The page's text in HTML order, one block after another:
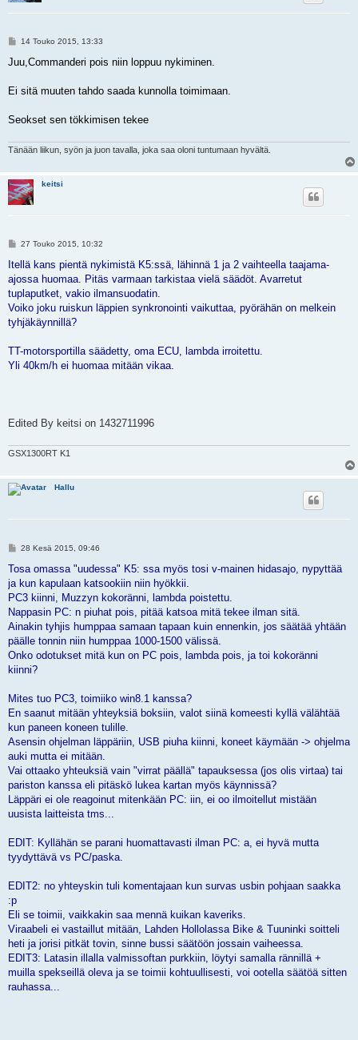
V
e
14 Touko 2015, 13:33
Juu,Commanderi pois niin loppuu nykiminen.
Ei sitä muuten tahdo saada kunnolla toimimaan.
Seokset sen tökkimisen tekee
Tänään liikun, syön ja juon tavalla, joka saa oloni tuntumaan hyvältä.
keitsi
V
e
t
i
27 Touko 2015, 10:32
Itellä kans pientä nykimistä K5:ssä, lähinnä 1 ja 2 vaihteella taajama-
ajossa huomaa. Pitäs varmaan tarkistaa vielä säädöt. Avarretut
tuplaputket, vakio ilmansuodatin.
Voiko joku ruiskun läppien synkronointi vaikuttaa, pyörähän on melkein
tyhjäkäynnillä?
TT-motorsportilla säädetty, oma ECU, lambda irroitettu.
Yli 40km/h ei huomaa mitään vikaa.
Edited By keitsi on 1432711996
GSX1300RT K1
Hallu
V
e
t
i
28 Kesä 2015, 09:46
Tosa omassa "uudessa" K5: ssa myös tosi v-mainen hidasajo, nypyttää
ja kun kapulaan katsookiin niin hyökkii.
PC3 kiinni, Muzzyn kokoränni, lambda poistettu.
Nappasin PC: n piuhat pois, pitää katsoa mitä tekee ilman sitä.
Ainakin tyhjis humppaa samaan tapaan kuin ennenkin, jos säätää yhtään
päälle tonnin niin humppaa 1000-1500 välissä.
Onko odotukset mitä kun on PC pois, lambda pois, ja toi kokoränni
kiinni?
Mites tuo PC3, toimiiko win8.1 kanssa?
En saanut mitään yhteyksiä boksiin, valot siinä komeesti kyllä välähtää
kun paneen koneen tulille.
Asensin ohjelman läppäriin, USB piuha kiinni, koneet käymään -> ohjelma
auki mutta ei mitään.
Vai ottaako yhteuksiä vain "virrat päällä" tapauksessa (jos olis virtaa) tai
pariston kanssa eli pitäskö lukea kartan myös käynnissä?
Läppäri ei ole reagoinut mitenkään PC: iin, ei oo ilmoitellut mistään
uusista laitteista tms...
EDIT: Kyllähän se parani huomattavasti ilman PC: a, ei hyvä mutta
tyydyttävä vs PC/paska.
EDIT2: no yhteyskin tuli komentajaan kun survas usbin pohjaan saakka
:p
Eli se toimii, vaikkakin saa mennä kuikan kaveriks.
Viraabeli ei vastaillut mitään, Lahden Hollolassa Bike & Tuuninki soitteli
heti ja jorisi pitkät tovin, sinne bussi säätöön jossain vaiheessa.
EDIT3: Latasin illalla valmissoftan purkkiin, löytyi samalla rännillä +
muilla spekseillä oleva ja se toimii kohtuullisesti, voi ootella säätöä sitten
rauhassa...